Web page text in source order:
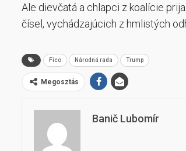
Ale dievčatá a chlapci z koalície
čísel, vychádzajúcich z hmlistých
Fico Národná rada Trump
Megosztás
Banič Lubomír